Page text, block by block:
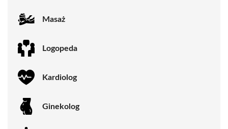
Masaż
Logopeda
Kardiolog
Ginekolog